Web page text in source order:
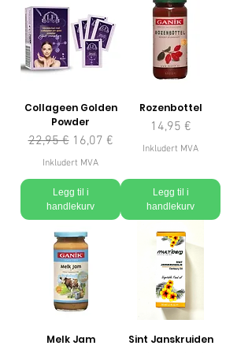
Collageen Golden
Powder
Vanlig pris
22,95 € Salgspris
16,07 €
Inkludert MVA
Legg til i
handlekurv
Rozenbottel
Pris
14,95 €
Inkludert MVA
Legg til i
handlekurv
Melk Jam Sint Janskruiden